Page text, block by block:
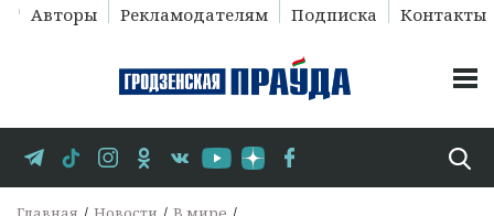
Авторы Рекламодателям Подписка Контакты